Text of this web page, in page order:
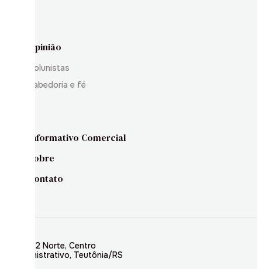
Opinião
Colunistas
Sabedoria e fé
Informativo Comercial
Sobre
Contato
Rua 02 Norte, Centro
Administrativo, Teutônia/RS